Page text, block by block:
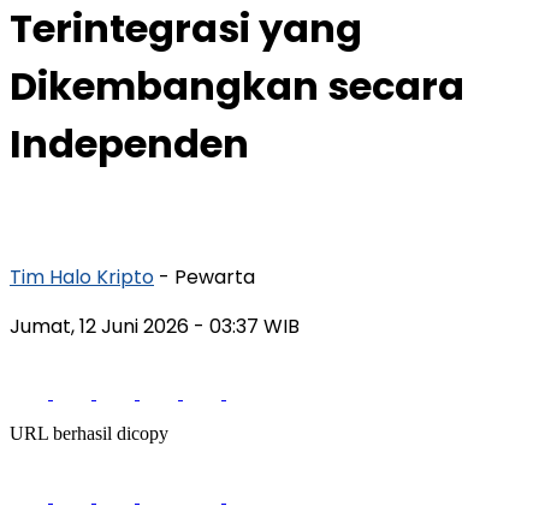
Terintegrasi yang
Dikembangkan secara
Independen
Tim Halo Kripto - Pewarta
Jumat, 12 Juni 2026 - 03:37 WIB
URL berhasil dicopy